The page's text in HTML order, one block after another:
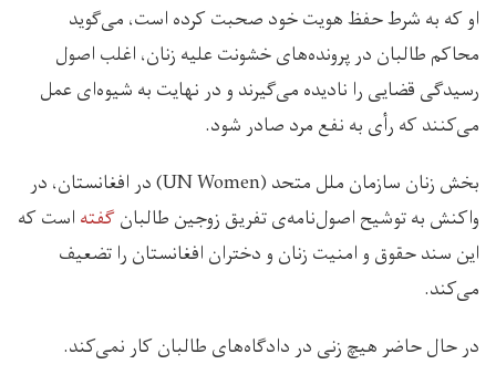
او که به شرط حفظ هویت خود صحبت کرده است، می‌گوید
محاکم طالبان در پرونده‌های خشونت علیه زنان، اغلب اصول
رسیدگی قضایی را نادیده می‌گیرند و در نهایت به شیوه‌ای عمل
می‌کنند که رأی به نفع مرد صادر شود.
بخش زنان سازمان ملل متحد (UN Women) در افغانستان، در
واکنش به توشیح اصول‌نامه‌ی تفریق زوجین طالبانگفتهاست که
این سند حقوق و امنیت زنان و دختران افغانستان را تضعیف
می‌کند.
در حال حاضر هیچ زنی در دادگاه‌های طالبان کار نمی‌کند.